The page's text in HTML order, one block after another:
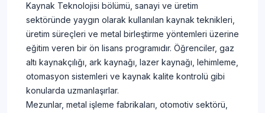
Kaynak Teknolojisi bölümü, sanayi ve üretim
sektöründe yaygın olarak kullanılan kaynak teknikleri,
üretim süreçleri ve metal birleştirme yöntemleri üzerine
eğitim veren bir ön lisans programıdır. Öğrenciler, gaz
altı kaynakçılığı, ark kaynağı, lazer kaynağı, lehimleme,
otomasyon sistemleri ve kaynak kalite kontrolü gibi
konularda uzmanlaşırlar.
Mezunlar, metal işleme fabrikaları, otomotiv sektörü,